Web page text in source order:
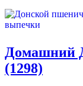
Домашний
(1298)